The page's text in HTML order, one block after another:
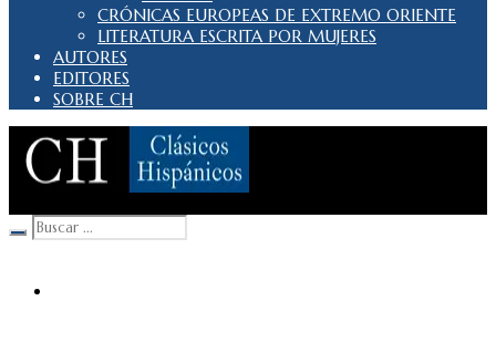
CRÓNICAS EUROPEAS DE EXTREMO ORIENTE
LITERATURA ESCRITA POR MUJERES
AUTORES
EDITORES
SOBRE CH